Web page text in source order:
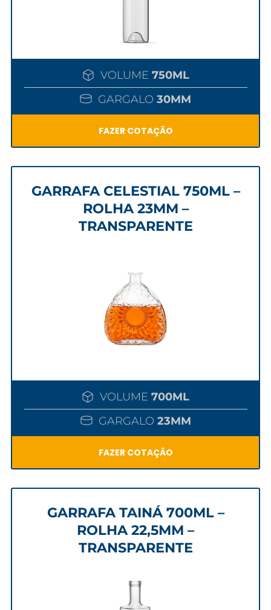
VOLUME 750ML
GARGALO 30MM
FAZER COTAÇÃO
GARRAFA CELESTIAL 750ML –
ROLHA 23MM –
TRANSPARENTE
VOLUME 700ML
GARGALO 23MM
FAZER COTAÇÃO
GARRAFA TAINÁ 700ML –
ROLHA 22,5MM –
TRANSPARENTE